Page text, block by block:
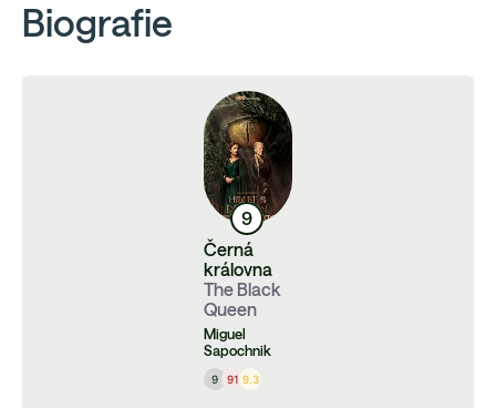
Biografie
9
Černá
královna
The Black
Queen
Miguel
Sapochnik
9 91 9.3